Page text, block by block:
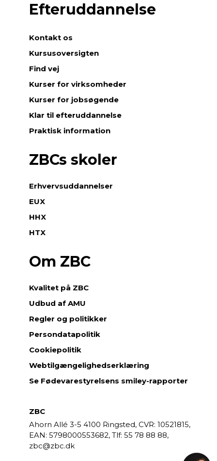
Efteruddannelse
Kontakt os
Kursusoversigten
Find vej
Kurser for virksomheder
Kurser for jobsøgende
Klar til efteruddannelse
Praktisk information
ZBCs skoler
Erhvervsuddannelser
EUX
HHX
HTX
Om ZBC
Kvalitet på ZBC
Udbud af AMU
Regler og politikker
Persondatapolitik
Cookiepolitik
Webtilgængelighedserklæring
Se Fødevarestyrelsens smiley-rapporter
ZBC
Ahorn Allé 3-5 4100 Ringsted, CVR: 10521815,
EAN: 5798000553682,
55 78 88 88,
zbc@zbc.dk